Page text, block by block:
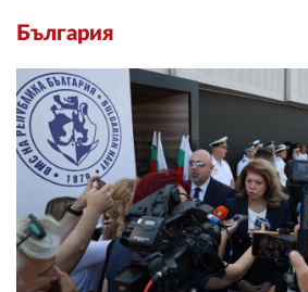
България